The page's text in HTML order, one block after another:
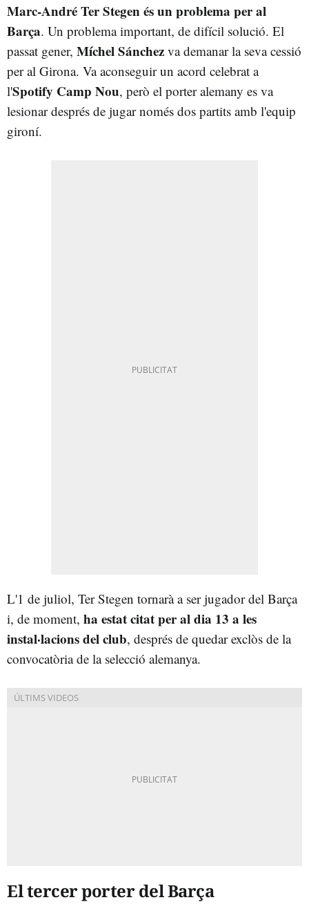
Marc-André Ter Stegen és un problema per al
Barça. Un problema important, de difícil solució. El
passat gener, Míchel Sánchez va demanar la seva cessió
per al Girona. Va aconseguir un acord celebrat a
l'Spotify Camp Nou, però el porter alemany es va
lesionar després de jugar només dos partits amb l'equip
gironí.
L'1 de juliol, Ter Stegen tornarà a ser jugador del Barça
i, de moment, ha estat citat per al dia 13 a les
instal·lacions del club, després de quedar exclòs de la
convocatòria de la selecció alemanya.
El tercer porter del Barça